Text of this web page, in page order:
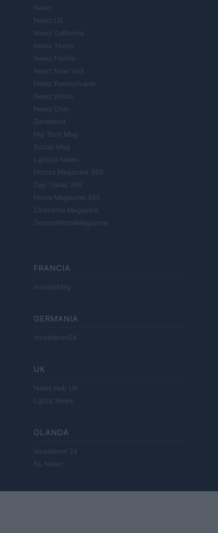
Newz
Newz US
Newz California
Newz Texas
Newz Florida
Newz New York
Newz Pennsylvania
Newz Illinois
Newz Ohio
Gameland
Hig Tech Mag
Scoop Mag
Lgbtqia News
Motors Magazine 365
Day Travel 365
Home Magazine 365
Cineverse Magazine
SecondHomeMagazine
FRANCIA
InvestirMag
GERMANIA
Investieren24
UK
News Hub UK
Lgbtq News
OLANDA
Investeren 24
NL Newz